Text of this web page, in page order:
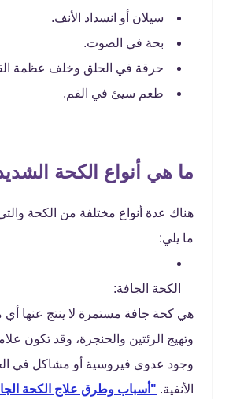
سيلان أو انسداد الأنف.
بحة في الصوت.
حرقة في الحلق وخلف عظمة
طعم سيئ في الفم.
ما هي أنواع الكحة
هناك عدة أنواع مختلفة من الكحة
ما يلي:
الكحة الجافة:
هي كحة جافة مستمرة لا ينتج عنها أي
وتهيج الرئتين والحنجرة، وقد تكون
وجود عدوى فيروسية أو مشاكل في
الأنفية. "أسباب وطرق علاج الكحة